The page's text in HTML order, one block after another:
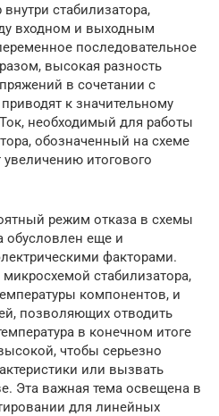
стабилизатора,
входном и выходным
последовательное
высокая разность
в сочетании с
к значительному
необходимый для работы
обозначенный на схеме
увеличению итогового
режим отказа в схемы
обусловлен еще и
факторами.
стабилизатора,
компонентов, и
позволяющих отводить
в конечном итоге
чтобы серьезно
или вызвать
Эта важная тема освещена в
для линейных